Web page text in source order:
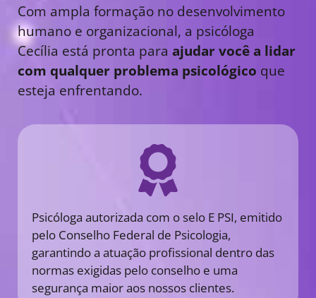
Com ampla formação no desenvolvimento
humano e organizacional, a psicóloga
Cecília está pronta para ajudar você a lidar
com qualquer problema psicológico que
esteja enfrentando.
Psicóloga autorizada com o selo E PSI, emitido
pelo Conselho Federal de Psicologia,
garantindo a atuação profissional dentro das
normas exigidas pelo conselho e uma
segurança maior aos nossos clientes.